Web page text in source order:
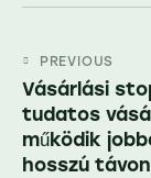
Bejegyzés
navigáció
PREVIOUS
Vásárlási
tudatos
működik
hosszú